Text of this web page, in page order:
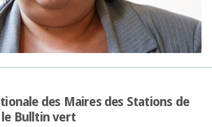
des Maires des Stations de
Bulltin vert